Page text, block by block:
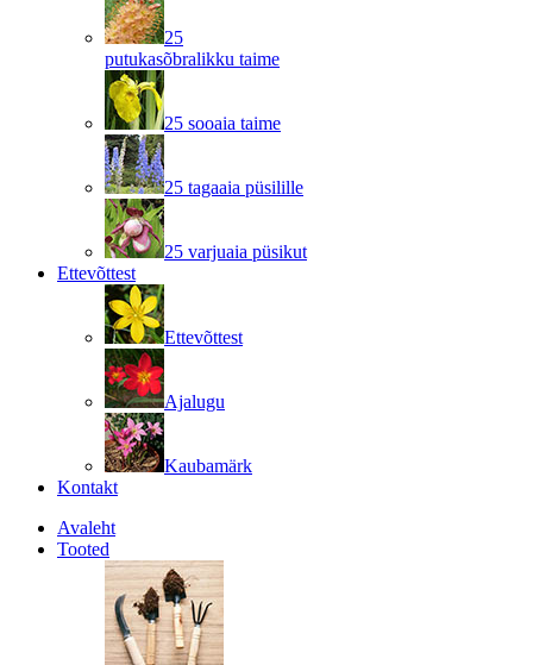
25
putukasõbralikku taime
25 sooaia taime
25 tagaaia püsilille
25 varjuaia püsikut
Ettevõttest
Ettevõttest
Ajalugu
Kaubamärk
Kontakt
Avaleht
Tooted